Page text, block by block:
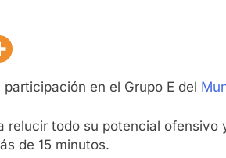
en el Grupo E del
relucir todo su potencial
de 15 minutos.